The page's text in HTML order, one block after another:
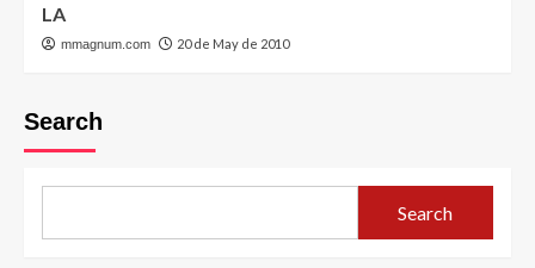
LA
mmagnum.com 20 de May de 2010
Search
Search